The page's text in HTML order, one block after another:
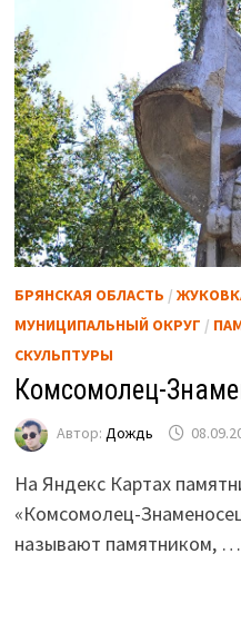
БРЯНСКАЯ ОБЛАСТЬ /
МУНИЦИПАЛЬНЫЙ ОКРУГ /
СКУЛЬПТУРЫ
Комсомолец-
Автор: Дождь
На Яндекс Картах
«Комсомолец-
называют памятником, …